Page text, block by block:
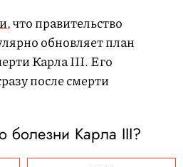
, что правительство
обновляет план
Карла III. Его
после смерти
болезни Карла III?